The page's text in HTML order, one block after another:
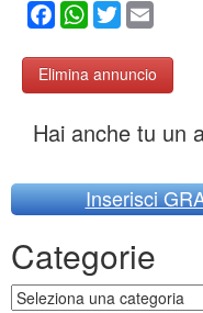
Facebook
WhatsApp
Twitter
Elimina annuncio
Hai anche tu un
Inserisci
Categorie
Categorie